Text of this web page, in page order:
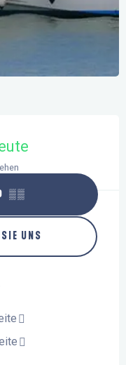
▒▒
UNS